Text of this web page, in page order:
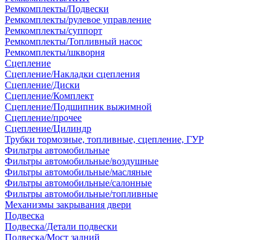
Ремкомплекты/Подвески
Ремкомплекты/рулевое управление
Ремкомплекты/суппорт
Ремкомплекты/Топливный насос
Ремкомплекты/шкворня
Сцепление
Сцепление/Накладки сцепления
Сцепление/Диски
Сцепление/Комплект
Сцепление/Подшипник выжимной
Сцепление/прочее
Сцепление/Цилиндр
Трубки тормозные, топливные, сцепление, ГУР
Фильтры автомобильные
Фильтры автомобильные/воздушные
Фильтры автомобильные/масляные
Фильтры автомобильные/салонные
Фильтры автомобильные/топливные
Механизмы закрывания двери
Подвеска
Подвеска/Детали подвески
Подвеска/Мост задний